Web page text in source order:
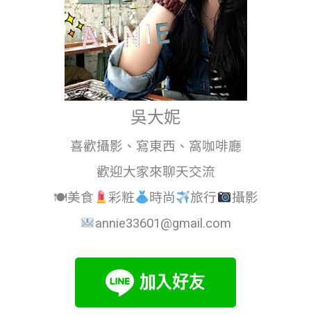
吳大妮
喜歡攝影、寫東西、窩咖啡廳
歡迎大家來聊天交流
🍽美食
彩粧 時尚 旅行
攝影
annie33601@gmail.com